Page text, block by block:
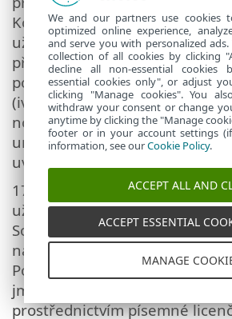
Koncového uživatele na
uživatele, (iii) nový Koncový
přebrat všechna práva a
podle této Dohody původní
(iv) původní Koncový uživatel
novému Koncovému uživateli
umožňující ověření legality
uvedené v článku 17.
17.
Ověření pravosti
uživatel může prokázat nárok
Softwaru jedním z následujících
na základě certifikátu licence
Poskytovatelem nebo třetí
jmenovanou Poskytovatelem, (ii)
prostřednictvím písemné
We and our partners use cookies
optimized online experience,
and serve you with personalized
collection of all cookies by clicking
decline all non-essential cookies
essential cookies only", or adjust
clicking "Manage cookies". You
withdraw your consent or change
anytime by clicking the "Manage
footer or in your account settings
information, see ourCookie Policy.
ACCEPT ALL AND
ACCEPT ESSENTIAL
MANAGE